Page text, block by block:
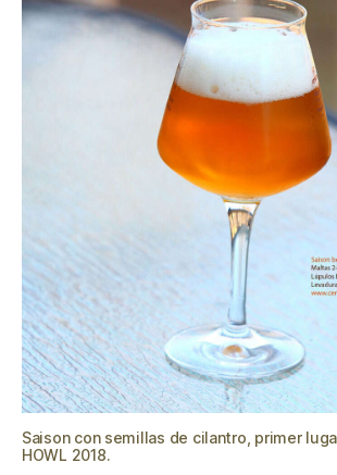
Saison con semillas de cilantro, primer
HOWL 2018.